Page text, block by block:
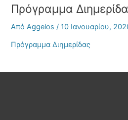
Πρόγραμμα
ΑπόAggelos/10 Ιανουαρίου,
Πρόγραμμα Διημερίδας